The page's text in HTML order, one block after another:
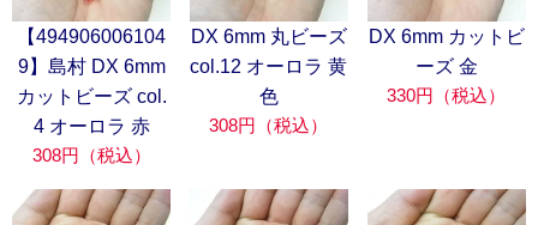
【494906006104
9】島村 DX 6mm
カットビーズ col.
4 オーロラ 赤
308円（税込）
DX 6mm 丸ビーズ
col.12 オーロラ 黄
色
308円（税込）
DX 6mm カットビ
ーズ 金
330円（税込）